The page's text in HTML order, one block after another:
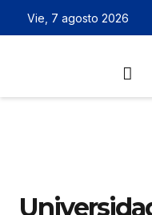
Vie, 7 agosto 2026